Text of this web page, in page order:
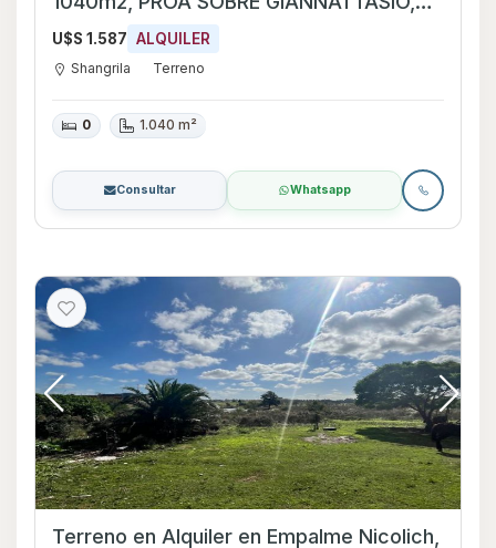
Shangrilá
U$S 1.587 ALQUILER
Shangrila Terreno
0 1.040 m²
Consultar Whatsapp
Terreno en Alquiler en Empalme Nicolich,